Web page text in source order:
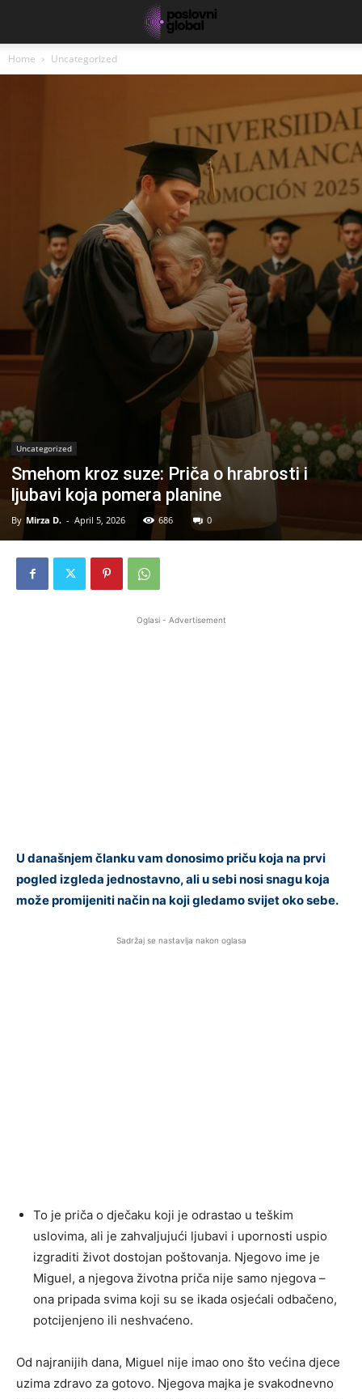
Home Uncategorized
Uncategorized
Smehom kroz suze: Priča o hrabrosti i
ljubavi koja pomera planine
By Mirza D. - April 5, 2026 686 0
Oglasi - Advertisement
U današnjem članku vam donosimo priču koja na prvi
pogled izgleda jednostavno, ali u sebi nosi snagu koja
može promijeniti način na koji gledamo svijet oko sebe.
Sadržaj se nastavlja nakon oglasa
To je priča o dječaku koji je odrastao u teškim
uslovima, ali je zahvaljujući ljubavi i upornosti uspio
izgraditi život dostojan poštovanja. Njegovo ime je
Miguel, a njegova životna priča nije samo njegova –
ona pripada svima koji su se ikada osjećali odbačeno,
potcijenjeno ili neshvaćeno.
Od najranijih dana, Miguel nije imao ono što većina djece
uzima zdravo za gotovo. Njegova majka je svakodnevno